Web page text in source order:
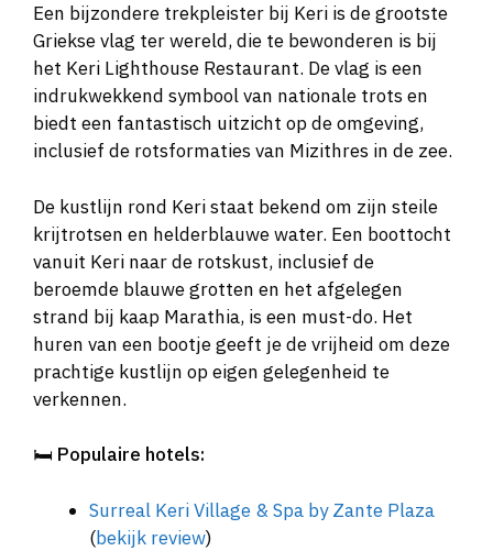
Een bijzondere trekpleister bij Keri is de grootste
Griekse vlag ter wereld, die te bewonderen is bij
het Keri Lighthouse Restaurant. De vlag is een
indrukwekkend symbool van nationale trots en
biedt een fantastisch uitzicht op de omgeving,
inclusief de rotsformaties van Mizithres in de zee.
De kustlijn rond Keri staat bekend om zijn steile
krijtrotsen en helderblauwe water. Een boottocht
vanuit Keri naar de rotskust, inclusief de
beroemde blauwe grotten en het afgelegen
strand bij kaap Marathia, is een must-do. Het
huren van een bootje geeft je de vrijheid om deze
prachtige kustlijn op eigen gelegenheid te
verkennen.
🛏️ Populaire hotels:
Surreal Keri Village & Spa by Zante Plaza
(bekijk review)